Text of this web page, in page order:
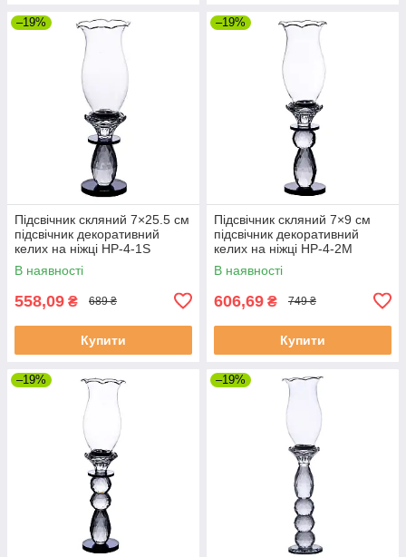
–19%
Підсвічник скляний 7×25.5 см
підсвічник декоративний
келих на ніжці HP-4-1S
В наявності
558,09 ₴ 689 ₴
Купити
–19%
Підсвічник скляний 7×9 см
підсвічник декоративний
келих на ніжці HP-4-2M
В наявності
606,69 ₴ 749 ₴
Купити
–19% –19%